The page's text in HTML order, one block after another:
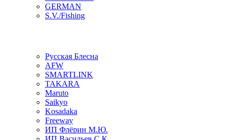
GERMAN
S.V./Fishing
Русская Блесна
AFW
SMARTLINK
TAKARA
Maruto
Saikyo
Kosadaka
Freeway
ИП Флёрин М.Ю.